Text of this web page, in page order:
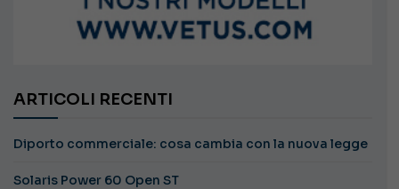
ARTICOLI RECENTI
Diporto commerciale: cosa cambia con la nuova legge
Solaris Power 60 Open ST